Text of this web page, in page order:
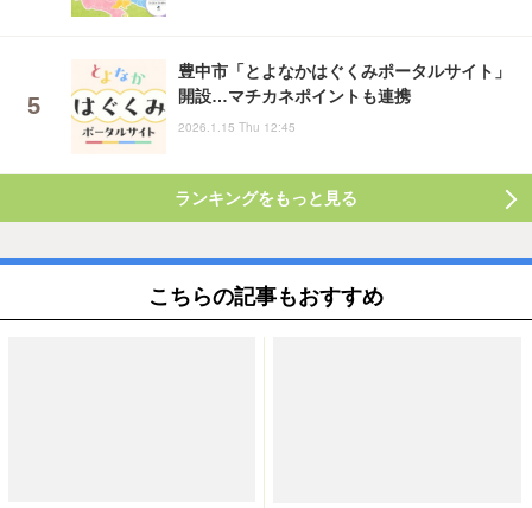
豊中市「とよなかはぐくみポータルサイト」
開設…マチカネポイントも連携
2026.1.15 Thu 12:45
ランキングをもっと見る
こちらの記事もおすすめ